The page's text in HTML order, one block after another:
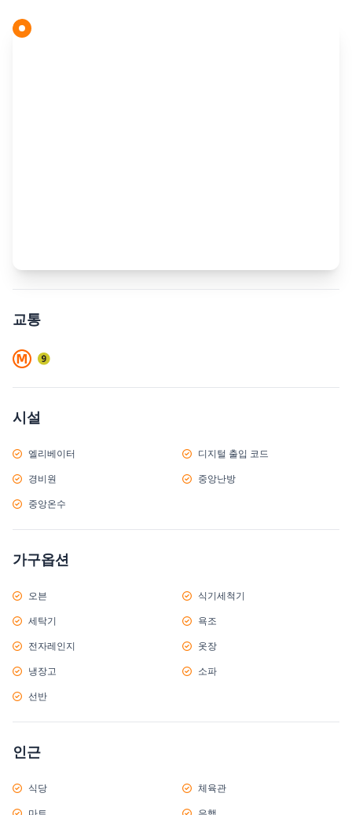
교통
시설
엘리베이터 디지털 출입 코드
경비원 중앙난방
중앙온수
가구옵션
오븐 식기세척기
세탁기 욕조
전자레인지 옷장
냉장고 소파
선반
인근
식당 체육관